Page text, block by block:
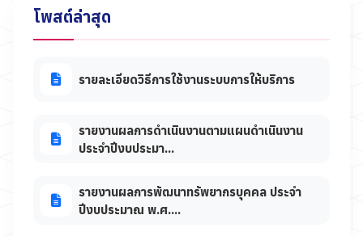
โพสต์ล่าสุด
รายละเอียดวิธีการใช้งานระบบการให้บริการ
รายงานผลการดำเนินงานตามแผนดำเนินงาน
ประจำปีงบประมา...
รายงานผลการพัฒนาทรัพยากรบุคคล ประจำ
ปีงบประมาณ พ.ศ....